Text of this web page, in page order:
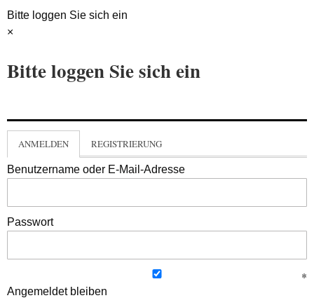
Bitte loggen Sie sich ein
×
Bitte loggen Sie sich ein
ANMELDEN REGISTRIERUNG
Benutzername oder E-Mail-Adresse
Passwort
Angemeldet bleiben